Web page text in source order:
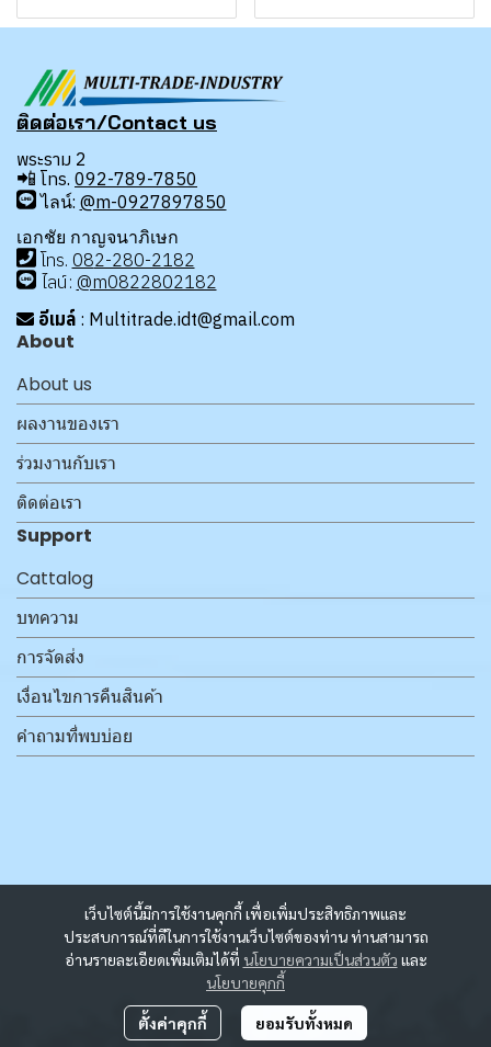
เว็บไซต์นี้มีการใช้งานคุกกี้ เพื่อเพิ่มประสิทธิภาพและ
ประสบการณ์ที่ดีในการใช้งานเว็บไซต์ของท่าน ท่านสามารถ
อ่านรายละเอียดเพิ่มเติมได้ที่ นโยบายความเป็นส่วนตัว และ
นโยบายคุกกี้
ตั้งค่าคุกกี้ ยอมรับทั้งหมด
ติดต่อเรา/Contact us
พระราม 2
📲 โทร. 092-789-7850
ไลน์: @m-0927897850
เอกชัย กาญจนาภิเษก
โทร. 082-280-2182
ไลน์: @m0822802182
อีเมล์ : Multitrade.idt@gmail.com
About
About us
ผลงานของเรา
ร่วมงานกับเรา
ติดต่อเรา
Support
Cattalog
บทความ
การจัดส่ง
เงื่อนไขการคืนสินค้า
คำถามที่พบบ่อย